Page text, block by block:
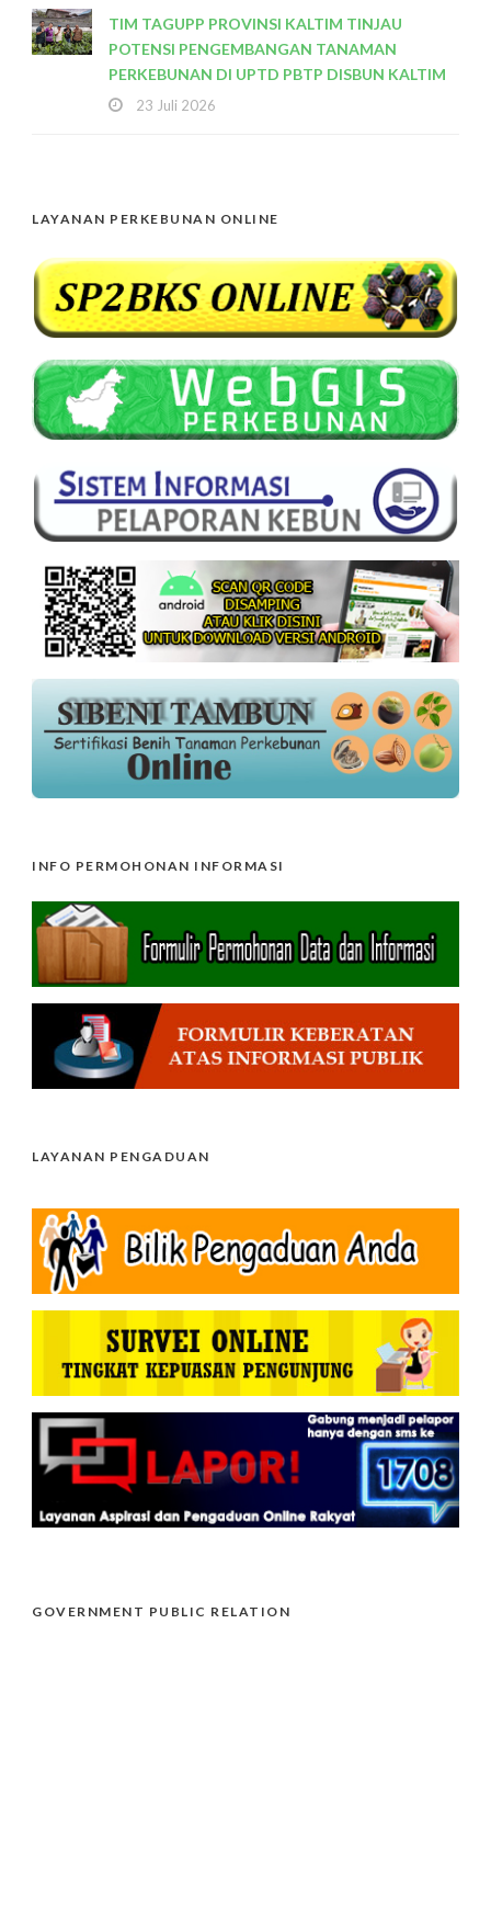
TIM TAGUPP PROVINSI KALTIM TINJAU
POTENSI PENGEMBANGAN TANAMAN
PERKEBUNAN DI UPTD PBTP DISBUN KALTIM
23 Juli 2026
LAYANAN PERKEBUNAN ONLINE
INFO PERMOHONAN INFORMASI
LAYANAN PENGADUAN
GOVERNMENT PUBLIC RELATION